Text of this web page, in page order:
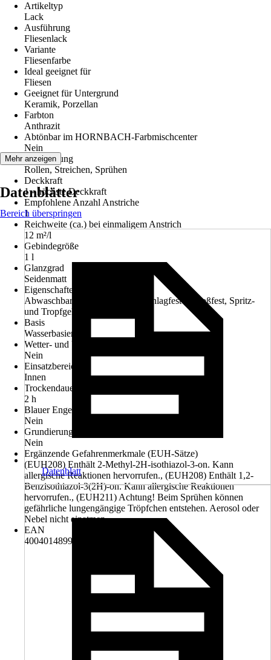
Artikeltyp
Lack
Ausführung
Fliesenlack
Variante
Fliesenfarbe
Ideal geeignet für
Fliesen
Geeignet für Untergrund
Keramik, Porzellan
Farbton
Anthrazit
Abtönbar im HORNBACH-Farbmischcenter
Nein
Verarbeitung
Rollen, Streichen, Sprühen
Deckkraft
1 - höchste Deckkraft
Empfohlene Anzahl Anstriche
1
Reichweite (ca.) bei einmaligem Anstrich
12 m²/l
Gebindegröße
1 l
Glanzgrad
Seidenmatt
Eigenschaften
Abwaschbar, Hoch abriebfest, Schlagfest & Stoßfest, Spritz-
und Tropfgehemmt
Basis
Wasserbasierend
Wetter- und UV-Beständigkeit
Nein
Einsatzbereich
Innen
Trockendauer ca.
2 h
Blauer Engel
Nein
Grundierung empfohlen
Nein
Ergänzende Gefahrenmerkmale (EUH-Sätze)
(EUH208) Enthält 2-Methyl-2H-isothiazol-3-on. Kann
allergische Reaktionen hervorrufen., (EUH208) Enthält 1,2-
Benzisothiazol-3(2H)-on. Kann allergische Reaktionen
hervorrufen., (EUH211) Achtung! Beim Sprühen können
gefährliche lungengängige Tröpfchen entstehen. Aerosol oder
Nebel nicht einatmen.
EAN
4004014899908
Mehr anzeigen
Datenblätter
Bereich überspringen
Datenblatt